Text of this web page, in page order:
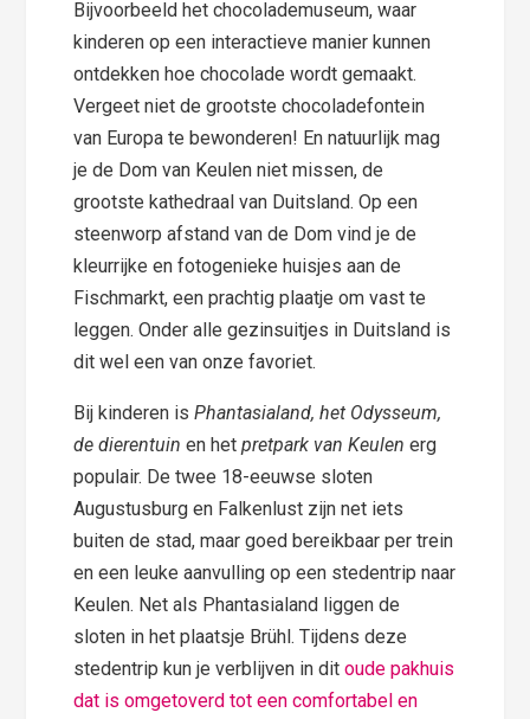
Bijvoorbeeld het chocolademuseum, waar
kinderen op een interactieve manier kunnen
ontdekken hoe chocolade wordt gemaakt.
Vergeet niet de grootste chocoladefontein
van Europa te bewonderen! En natuurlijk mag
je de Dom van Keulen niet missen, de
grootste kathedraal van Duitsland. Op een
steenworp afstand van de Dom vind je de
kleurrijke en fotogenieke huisjes aan de
Fischmarkt, een prachtig plaatje om vast te
leggen. Onder alle gezinsuitjes in Duitsland is
dit wel een van onze favoriet.
Bij kinderen isPhantasialand, het Odysseum,
de dierentuinen het pretpark van Keulen erg
populair. De twee 18-eeuwse sloten
Augustusburg en Falkenlust zijn net iets
buiten de stad, maar goed bereikbaar per trein
en een leuke aanvulling op een stedentrip naar
Keulen. Net als Phantasialand liggen de
sloten in het plaatsje Brühl. Tijdens deze
stedentrip kun je verblijven in ditoude pakhuis
dat is omgetoverd tot een comfortabel en